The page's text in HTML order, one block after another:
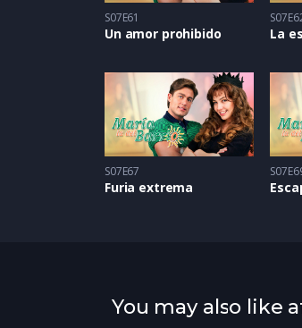
S07E61
Un amor prohibido La
S07E67
Furia extrema
You may also like